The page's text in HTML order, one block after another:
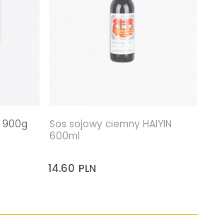
900g
Sos sojowy ciemny HAIYIN
600ml
14.60 PLN